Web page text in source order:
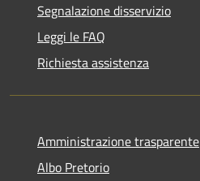
Segnalazione disservizio
Leggi le FAQ
Richiesta assistenza
Amministrazione trasparente
Albo Pretorio